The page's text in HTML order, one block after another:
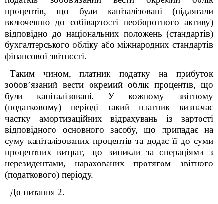
процентів, що були капіталізовані (підлягали
включенню до собівартості необоротного активу)
відповідно до національних положень (стандартів)
бухгалтерського обліку або міжнародних стандартів
фінансової звітності.
Таким чином, платник податку на прибуток
зобов’язаний вести окремий облік процентів, що
були капіталізовані. У кожному звітному
(податковому) періоді такий платник визначає
частку амортизаційних відрахувань із вартості
відповідного основного засобу, що припадає на
суму капіталізованих процентів та додає її до суми
процентних витрат, що виникли за операціями з
нерезидентами, нарахованих протягом звітного
(податкового) періоду.
До питання 2.